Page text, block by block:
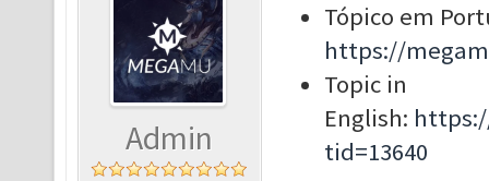
Admin
Tópico em
https://
Topic in
English:
tid=13640